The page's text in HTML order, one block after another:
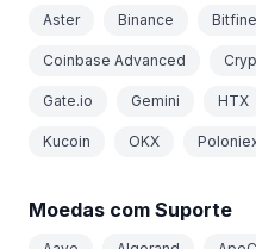
Aster Binance
Coinbase Advanced
Gate.io Gemini HTX
Kucoin OKX
Moedas com Suporte